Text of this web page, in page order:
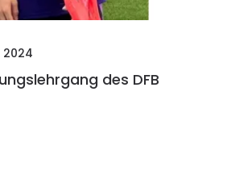
2024
des DFB